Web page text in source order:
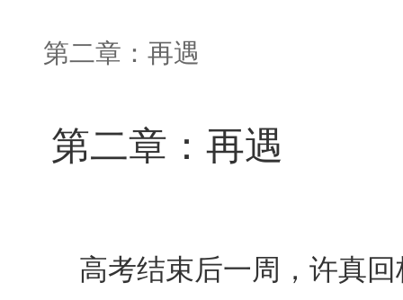
第二章：再遇
第二章：再遇
高考结束后一周，许真回